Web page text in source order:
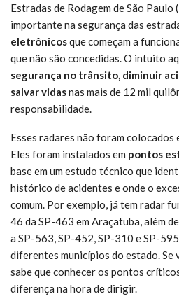
Estradas de Rodagem de São Paulo
importante na segurança das
eletrônicosque começam a
que não são concedidas. O intuito
segurança no trânsito, diminuir
salvar vidasnas mais de 12 mil
responsabilidade.
Esses radares não foram colocados
Eles foram instalados em pontos
base em um estudo técnico que
histórico de acidentes e onde o
comum. Por exemplo, já tem radar
46 da SP-463 em Araçatuba, além
a SP-563, SP-452, SP-310 e SP-
diferentes municípios do estado. Se
sabe que conhecer os pontos
diferença na hora de dirigir.